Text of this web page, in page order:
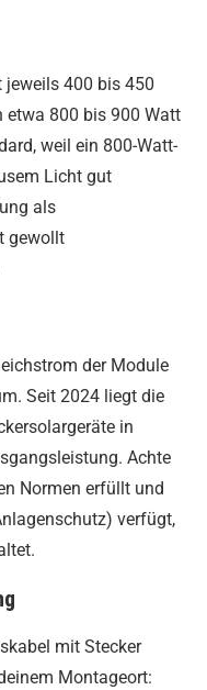
400 bis 450
800 bis 900 Watt
weil ein 800-Watt-
Licht gut
als
gewollt
der Module
Seit 2024 liegt die
in
Achte
Normen erfüllt und
verfügt,
mit Stecker
Montageort: